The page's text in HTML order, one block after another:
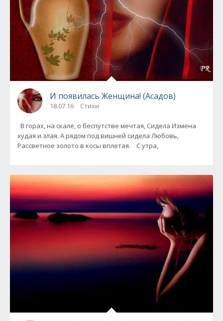
И появилась Женщина! (Асадов)
18.07.16 Стихи
В горах, на скале, о беспутстве мечтая, Сидела Измена
худая и злая. А рядом под вишней сидела Любовь,
Рассветное золото в косы вплетая. С утра,